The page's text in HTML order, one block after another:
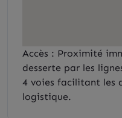
Accès : Proximité
desserte par les
4 voies facilitant les
logistique.